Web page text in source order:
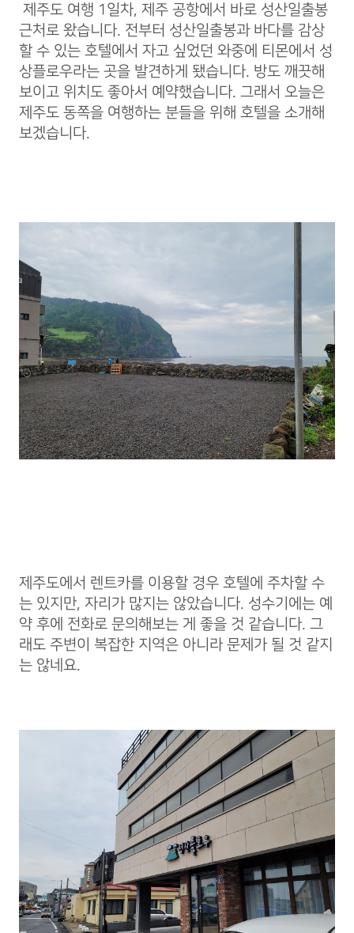
제주도 여행 1일차, 제주 공항에서 바로 성산일출봉
근처로 왔습니다. 전부터 성산일출봉과 바다를 감상
할 수 있는 호텔에서 자고 싶었던 와중에 티몬에서 성
상플로우라는 곳을 발견하게 됐습니다. 방도 깨끗해
보이고 위치도 좋아서 예약했습니다. 그래서 오늘은
제주도 동쪽을 여행하는 분들을 위해 호텔을 소개해
보겠습니다.
제주도에서 렌트카를 이용할 경우 호텔에 주차할 수
는 있지만, 자리가 많지는 않았습니다. 성수기에는 예
약 후에 전화로 문의해보는 게 좋을 것 같습니다. 그
래도 주변이 복잡한 지역은 아니라 문제가 될 것 같지
는 않네요.